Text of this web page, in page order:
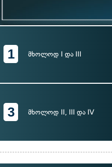
1 მხოლოდ I და III
3 მხოლოდ II, III და IV